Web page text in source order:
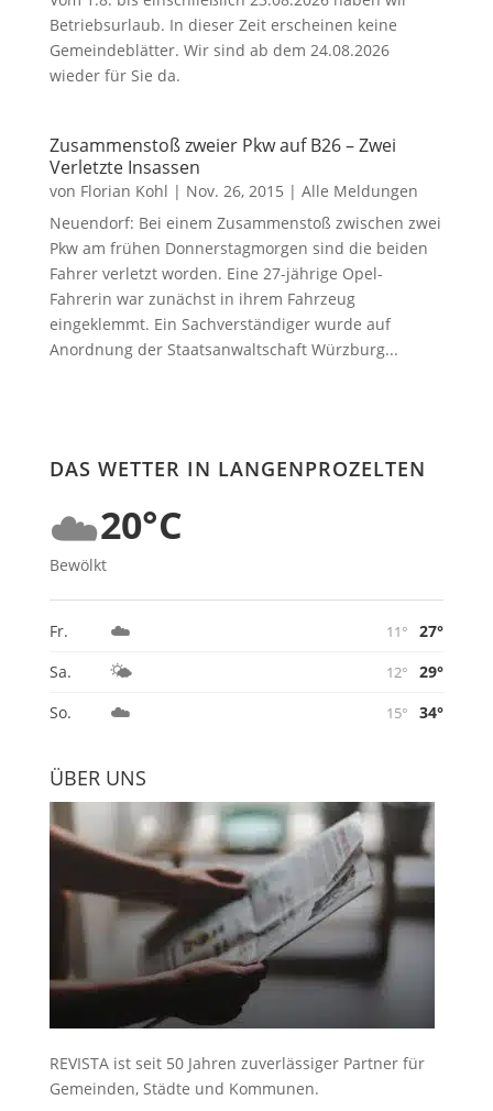
Betriebsurlaub. In dieser Zeit erscheinen keine
Gemeindeblätter. Wir sind ab dem 24.08.2026
wieder für Sie da.
Zusammenstoß zweier Pkw auf B26 – Zwei
Verletzte Insassen
von Florian Kohl | Nov. 26, 2015 | Alle Meldungen
Neuendorf: Bei einem Zusammenstoß zwischen zwei
Pkw am frühen Donnerstagmorgen sind die beiden
Fahrer verletzt worden. Eine 27-jährige Opel-
Fahrerin war zunächst in ihrem Fahrzeug
eingeklemmt. Ein Sachverständiger wurde auf
Anordnung der Staatsanwaltschaft Würzburg...
DAS WETTER IN LANGENPROZELTEN
☁️20°C
Bewölkt
Fr. ☁️ 11°
27°
Sa.
🌤️ 12°
29°
So.
☁️ 15° 34°
ÜBER UNS
REVISTA ist seit 50 Jahren zuverlässiger Partner für
Gemeinden, Städte und Kommunen.